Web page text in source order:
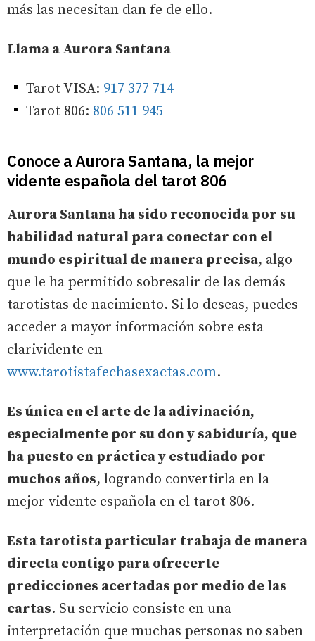
más las necesitan dan fe de ello.
Llama a Aurora Santana
Tarot VISA: 917 377 714
Tarot 806: 806 511 945
Conoce a Aurora Santana, la mejor
vidente española del tarot 806
Aurora Santana ha sido reconocida por su
habilidad natural para conectar con el
mundo espiritual de manera precisa, algo
que le ha permitido sobresalir de las demás
tarotistas de nacimiento. Si lo deseas, puedes
acceder a mayor información sobre esta
clarividente en
www.tarotistafechasexactas.com.
Es única en el arte de la adivinación,
especialmente por su don y sabiduría, que
ha puesto en práctica y estudiado por
muchos años, logrando convertirla en la
mejor vidente española en el tarot 806.
Esta tarotista particular trabaja de manera
directa contigo para ofrecerte
predicciones acertadas por medio de las
cartas. Su servicio consiste en una
interpretación que muchas personas no saben